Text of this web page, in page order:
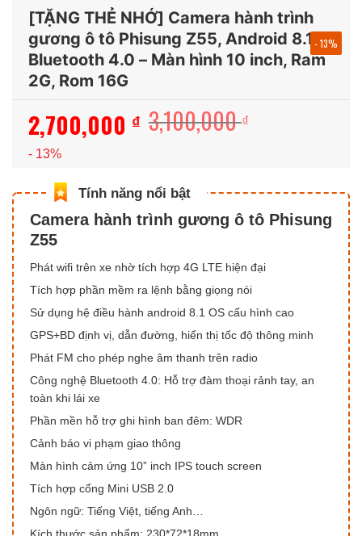
[TẶNG THẺ NHỚ] Camera hành trình
gương ô tô Phisung Z55, Android 8.1 –
Bluetooth 4.0 – Màn hình 10 inch, Ram
2G, Rom 16G
3,100,000₫
2,700,000 ₫
2,700,000 ₫.
- 13%
- 13%
Camera hành trình gương ô tô Phisung
Z55
Phát wifi trên xe nhờ tích hợp 4G LTE hiện đại
Tích hợp phần mềm ra lệnh bằng giọng nói
Sử dụng hệ điều hành android 8.1 OS cấu hình cao
GPS+BD định vị, dẫn đường, hiển thị tốc độ thông minh
Phát FM cho phép nghe âm thanh trên radio
Công nghệ Bluetooth 4.0: Hỗ trợ đàm thoại rảnh tay, an
toàn khi lái xe
Phần mền hỗ trợ ghi hình ban đêm: WDR
Cảnh báo vi phạm giao thông
Màn hình cảm ứng 10” inch IPS touch screen
Tích hợp cổng Mini USB 2.0
Ngôn ngữ: Tiếng Việt, tiếng Anh…